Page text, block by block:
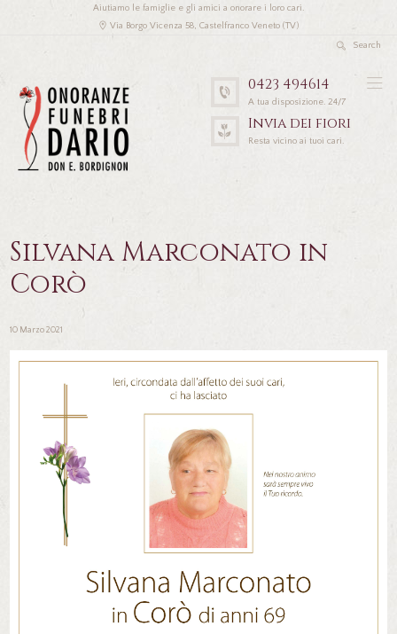
Aiutiamo le famiglie e gli amici a onorare i loro cari.
Via Borgo Vicenza 58, Castelfranco Veneto (TV)
0423 494614
A tua disposizione. 24/7
Invia dei fiori
Resta vicino ai tuoi cari.
Silvana Marconato in
Corò
10 Marzo 2021